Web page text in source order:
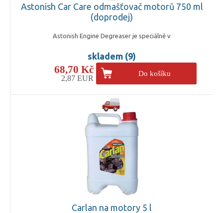
Astonish Car Care odmašťovač motorů 750 ml
(doprodej)
Astonish Engine Degreaser je speciálně v
skladem (9)
68,70 Kč
2,87 EUR
Do košíku
Carlan na motory 5 l